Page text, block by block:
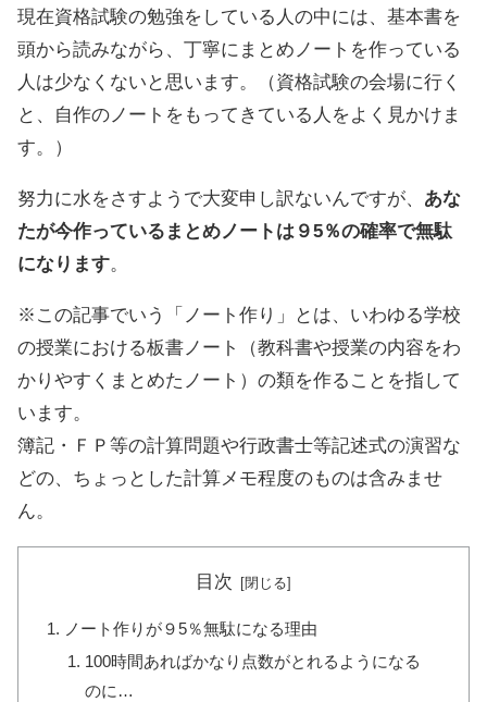
現在資格試験の勉強をしている人の中には、基本書を
頭から読みながら、丁寧にまとめノートを作っている
人は少なくないと思います。（資格試験の会場に行く
と、自作のノートをもってきている人をよく見かけま
す。）
努力に水をさすようで大変申し訳ないんですが、 あな
たが今作っているまとめノートは９5％の確率で無駄
になります。
※この記事でいう「ノート作り」とは、いわゆる学校
の授業における板書ノート（教科書や授業の内容をわ
かりやすくまとめたノート）の類を作ることを指して
います。
簿記・ＦＰ等の計算問題や行政書士等記述式の演習な
どの、ちょっとした計算メモ程度のものは含みませ
ん。
目次
ノート作りが９5％無駄になる理由
100時間あればかなり点数がとれるようになる
のに…